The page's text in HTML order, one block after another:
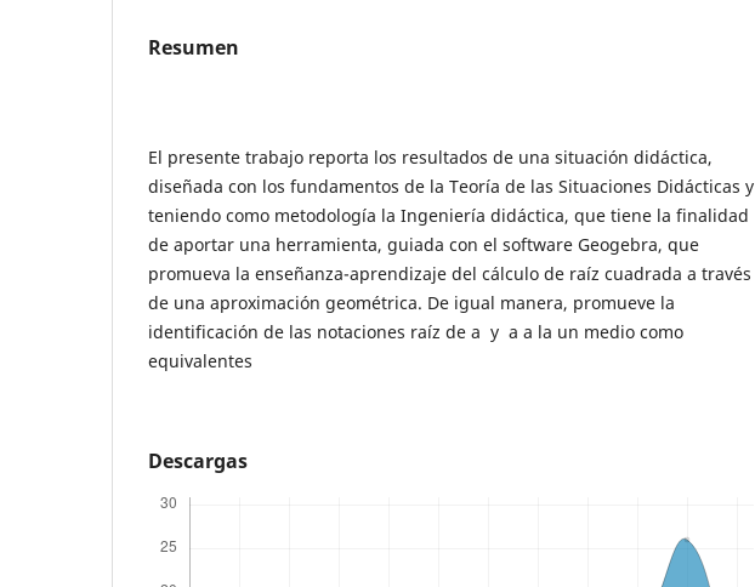
Resumen
El presente trabajo reporta los resultados de una situación didáctica,
diseñada con los fundamentos de la Teoría de las Situaciones Didácticas y
teniendo como metodología la Ingeniería didáctica, que tiene la finalidad
de aportar una herramienta, guiada con el software Geogebra, que
promueva la enseñanza-aprendizaje del cálculo de raíz cuadrada a través
de una aproximación geométrica. De igual manera, promueve la
identificación de las notaciones raíz de a y a a la un medio como
equivalentes
Descargas